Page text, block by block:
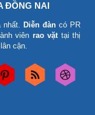
ĐỒNG NAI
nhất. Diễn đàn có PR
viên rao vặttại thị
cận.